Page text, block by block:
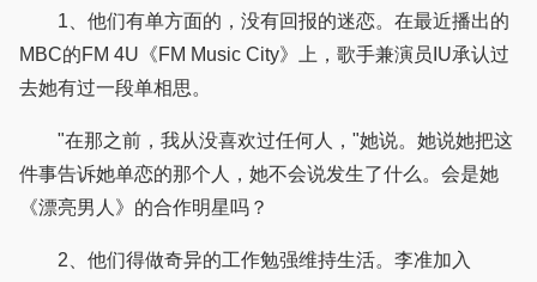
1、他们有单方面的，没有回报的迷恋。在最近播出的
MBC的FM 4U《FM Music City》上，歌手兼演员IU承认过
去她有过一段单相思。
"在那之前，我从没喜欢过任何人，"她说。她说她把这
件事告诉她单恋的那个人，她不会说发生了什么。会是她
《漂亮男人》的合作明星吗？
2、他们得做奇异的工作勉强维持生活。李准加入